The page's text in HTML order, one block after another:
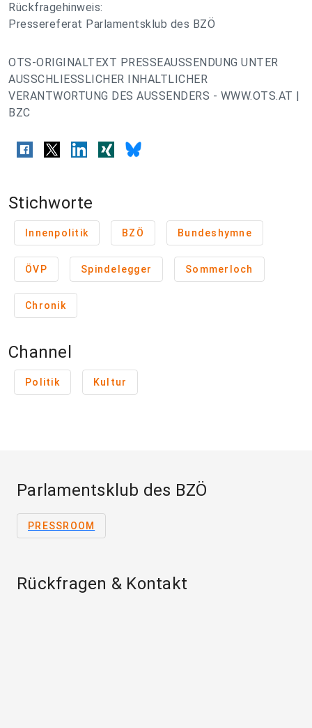
Rückfragehinweis:
Pressereferat Parlamentsklub des BZÖ
OTS-ORIGINALTEXT PRESSEAUSSENDUNG UNTER
AUSSCHLIESSLICHER INHALTLICHER
VERANTWORTUNG DES AUSSENDERS - WWW.OTS.AT |
BZC
Stichworte
Innenpolitik BZÖ Bundeshymne
ÖVP Spindelegger Sommerloch
Chronik
Channel
Politik Kultur
Parlamentsklub des BZÖ
PRESSROOM
Rückfragen & Kontakt